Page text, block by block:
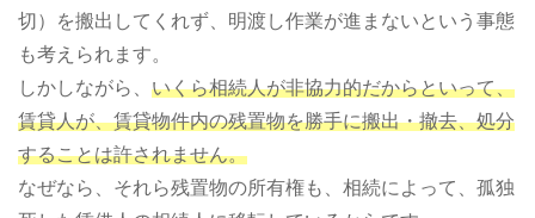
切）を搬出してくれず、明渡し作業が進まないという事態
も考えられます。
しかしながら、 いくら相続人が非協力的だからといって、
賃貸人が、賃貸物件内の残置物を勝手に搬出・撤去、処分
することは許されません。
なぜなら、それら残置物の所有権も、相続によって、孤独